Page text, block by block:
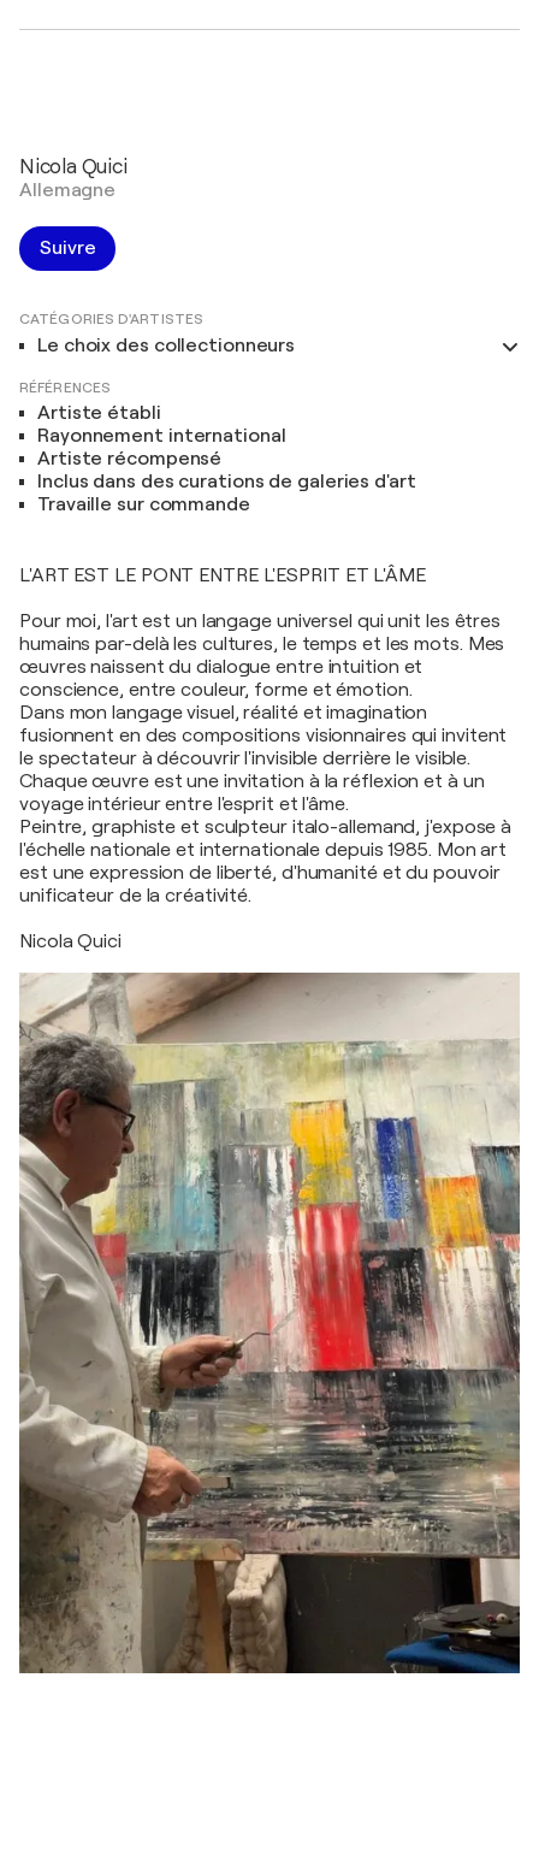
Nicola Quici
Allemagne
Suivre
CATÉGORIES D'ARTISTES
Le choix des collectionneurs
RÉFÉRENCES
Artiste établi
Rayonnement international
Artiste récompensé
Inclus dans des curations de galeries d'art
Travaille sur commande
L'ART EST LE PONT ENTRE L'ESPRIT ET L'ÂME
Pour moi, l'art est un langage universel qui unit les êtres
humains par-delà les cultures, le temps et les mots. Mes
œuvres naissent du dialogue entre intuition et
conscience, entre couleur, forme et émotion.
Dans mon langage visuel, réalité et imagination
fusionnent en des compositions visionnaires qui invitent
le spectateur à découvrir l'invisible derrière le visible.
Chaque œuvre est une invitation à la réflexion et à un
voyage intérieur entre l'esprit et l'âme.
Peintre, graphiste et sculpteur italo-allemand, j'expose à
l'échelle nationale et internationale depuis 1985. Mon art
est une expression de liberté, d'humanité et du pouvoir
unificateur de la créativité.
Nicola Quici